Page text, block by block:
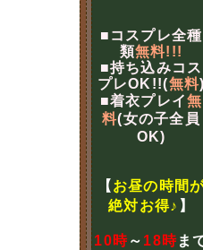
■コスプレ全種
類無料!!!
■持ち込みコス
プレOK!!(無料
■着衣プレイ無
料(女の子全員
OK)
【 お昼の時間
絶対お得♪ 】
10時～ 18時ま